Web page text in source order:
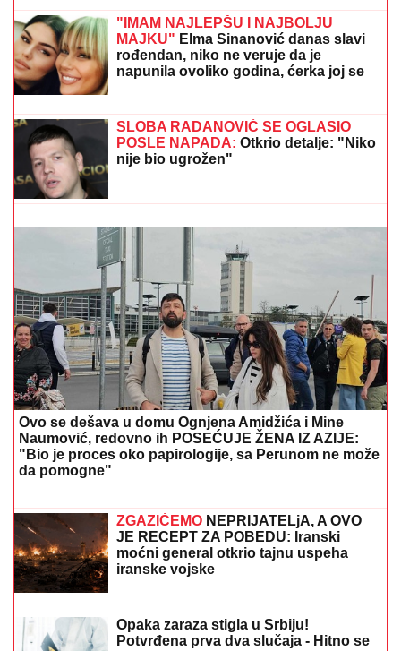
puno joj srce
SRBIN UHAPŠEN U CRNOJ GORI
Jurcao auto-putem više od 170
kilometara na sat
(FOTO) DARKO LAZIĆ I KATARINA UŽIVAJU U
DVORCUSupruga pevača pokazala u kakvom
luksuzu se baškare, a ispred ogroman bazen
Veza sa pevačicom je ovog poznatog
muškarca odvela u propast: Bio
najpoželjniji na estradi, pa se odselio
iz Srbije
"IMAM NAJLEPŠU I NAJBOLJU
napunila ovoliko godina, ćerka joj se
obratila emotivnim rečima